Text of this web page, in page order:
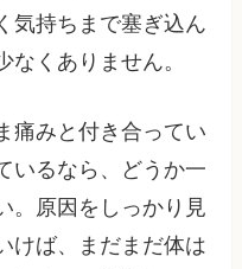
気持ちまで塞ぎ込ん
くありません。
痛みと付き合ってい
いるなら、どうか一
。原因をしっかり見
けば、まだまだ体は